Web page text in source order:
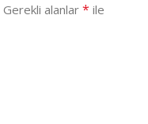
Gerekli alanlar * ile